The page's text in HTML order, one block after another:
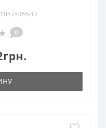
17
0